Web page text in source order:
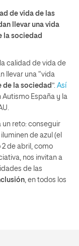
de vida de las
llevar una vida
la sociedad
calidad de vida de
llevar una “vida
de la sociedad”. Así
Autismo España y la
un reto: conseguir
de azul (el
de abril, como
nos invitan a
de las
, en todos los